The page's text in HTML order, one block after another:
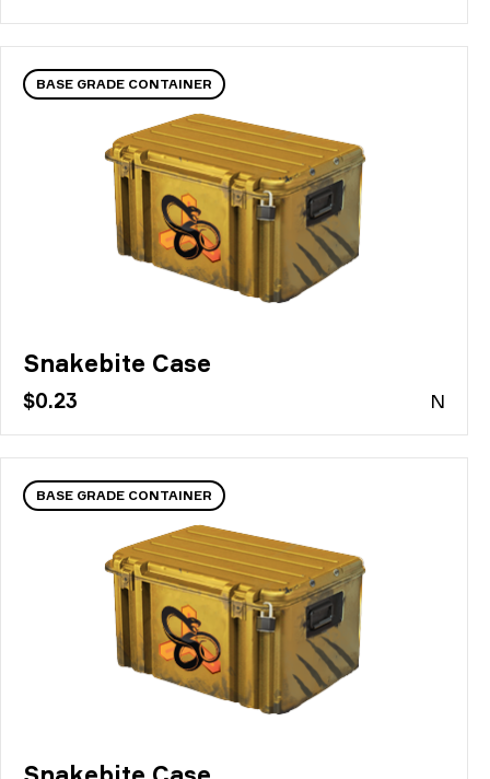
BASE GRADE CONTAINER
Snakebite Case
$0.23 N
BASE GRADE CONTAINER